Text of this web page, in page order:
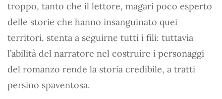
troppo, tanto che il lettore, magari poco esperto
delle storie che hanno insanguinato quei
territori, stenta a seguirne tutti i fili: tuttavia
l’abilità del narratore nel costruire i personaggi
del romanzo rende la storia credibile, a tratti
persino spaventosa.